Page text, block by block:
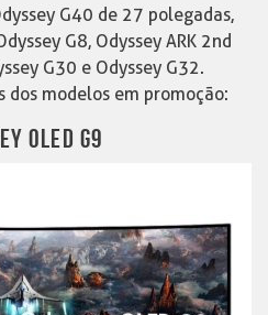
G40 de 27 polegadas,
G8, Odyssey ARK 2nd
G30 e Odyssey G32.
dos modelos em promoção:
OLED G9